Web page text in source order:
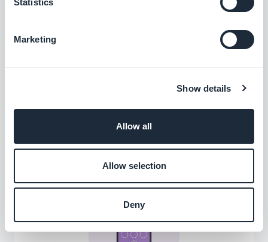
Statistics
Marketing
Show details
Allow all
Allow selection
Deny